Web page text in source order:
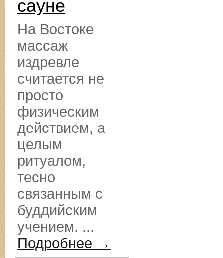
сауне
На Востоке
массаж
издревле
считается не
просто
физическим
действием, а
целым
ритуалом,
тесно
связанным с
буддийским
учением. ...
Подробнее →